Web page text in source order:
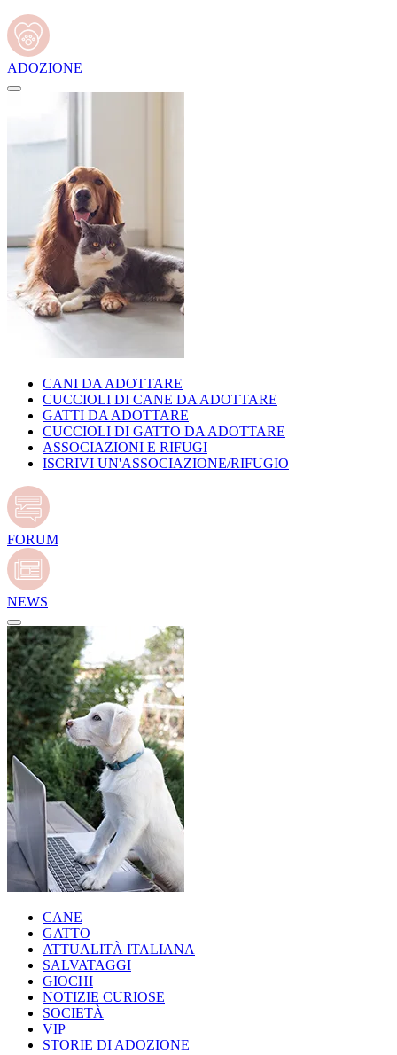
ADOZIONE
CANI DA ADOTTARE
CUCCIOLI DI CANE DA ADOTTARE
GATTI DA ADOTTARE
CUCCIOLI DI GATTO DA ADOTTARE
ASSOCIAZIONI E RIFUGI
ISCRIVI UN'ASSOCIAZIONE/RIFUGIO
FORUM
NEWS
CANE
GATTO
ATTUALITÀ ITALIANA
SALVATAGGI
GIOCHI
NOTIZIE CURIOSE
SOCIETÀ
VIP
STORIE DI ADOZIONE